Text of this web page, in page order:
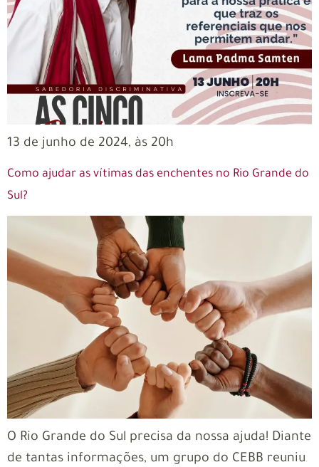
13 de junho de 2024, às 20h
Como ajudar as vítimas das enchentes no Rio Grande do
Sul?
O Rio Grande do Sul precisa da nossa ajuda! Diante
de tantas informações, um grupo do CEBB reuniu